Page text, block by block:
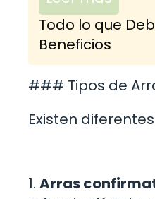
Todo lo que
Beneficios
### Tipos de
Existen
1. Arras